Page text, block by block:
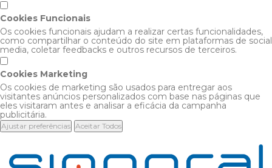
Cookies Funcionais
Os cookies funcionais ajudam a realizar certas funcionalidades,
como compartilhar o conteúdo do site em plataformas de social
media, coletar feedbacks e outros recursos de terceiros.
Cookies Marketing
Os cookies de marketing são usados para entregar aos
visitantes anúncios personalizados com base nas páginas que
eles visitaram antes e analisar a eficácia da campanha
publicitária.
Ajustar preferências Aceitar Todos